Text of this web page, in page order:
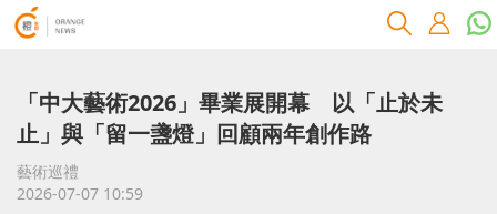
「中大藝術2026」畢業展開幕 以「止於未
止」與「留一盞燈」回顧兩年創作路
藝術巡禮
2026-07-07 10:59